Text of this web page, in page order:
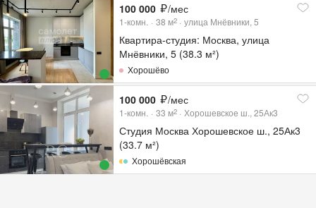
100 000 /мес
1-комн. 38 м2 улица Мнёвники, 5
Квартира-студия: Москва, улица
Мнёвники, 5 (38.3 м²)
Хорошёво
100 000 /мес
1-комн. 33 м2 Хорошевское ш., 25Ак3
Студия Москва Хорошевское ш., 25Ак3
(33.7 м²)
Хорошёвская